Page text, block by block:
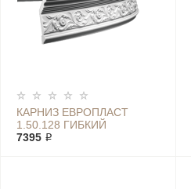
КАРНИЗ ЕВРОПЛАСТ
1.50.128 ГИБКИЙ
7395 ₽